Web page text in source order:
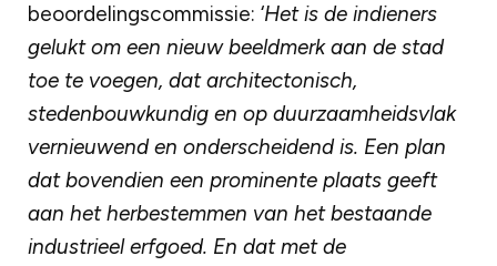
beoordelingscommissie: ‘Het is de indieners
gelukt om een nieuw beeldmerk aan de stad
toe te voegen, dat architectonisch,
stedenbouwkundig en op duurzaamheidsvlak
vernieuwend en onderscheidend is. Een plan
dat bovendien een prominente plaats geeft
aan het herbestemmen van het bestaande
industrieel erfgoed. En dat met de